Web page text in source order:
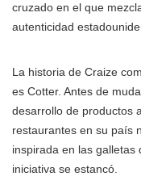
cruzado en el que
autenticidad
La historia de Craize
es Cotter. Antes de
desarrollo de productos
restaurantes en su país
inspirada en las
iniciativa se estancó.